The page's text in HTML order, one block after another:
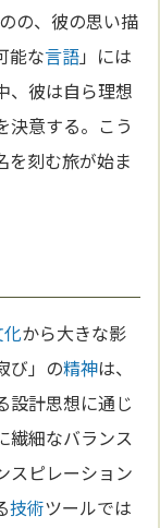
の、彼の思い描
能な言語」には
、彼は自ら理想
決意する。こう
を刻む旅が始ま
から大きな影
び」の精神は、
設計思想に通じ
繊細なバランス
スピレーション
技術ツールでは